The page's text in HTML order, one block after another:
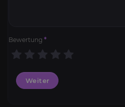
Bewertung *
Weiter